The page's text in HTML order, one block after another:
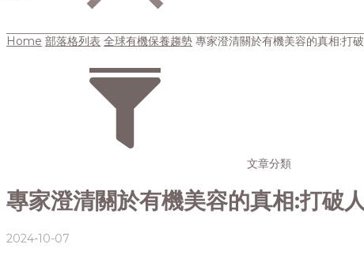
Home 部落格列表 全球有機保養趨勢 專家澄清關於有機美容的真相:打
文章分類
專家澄清關於有機美容的真相:打破
2024-10-07